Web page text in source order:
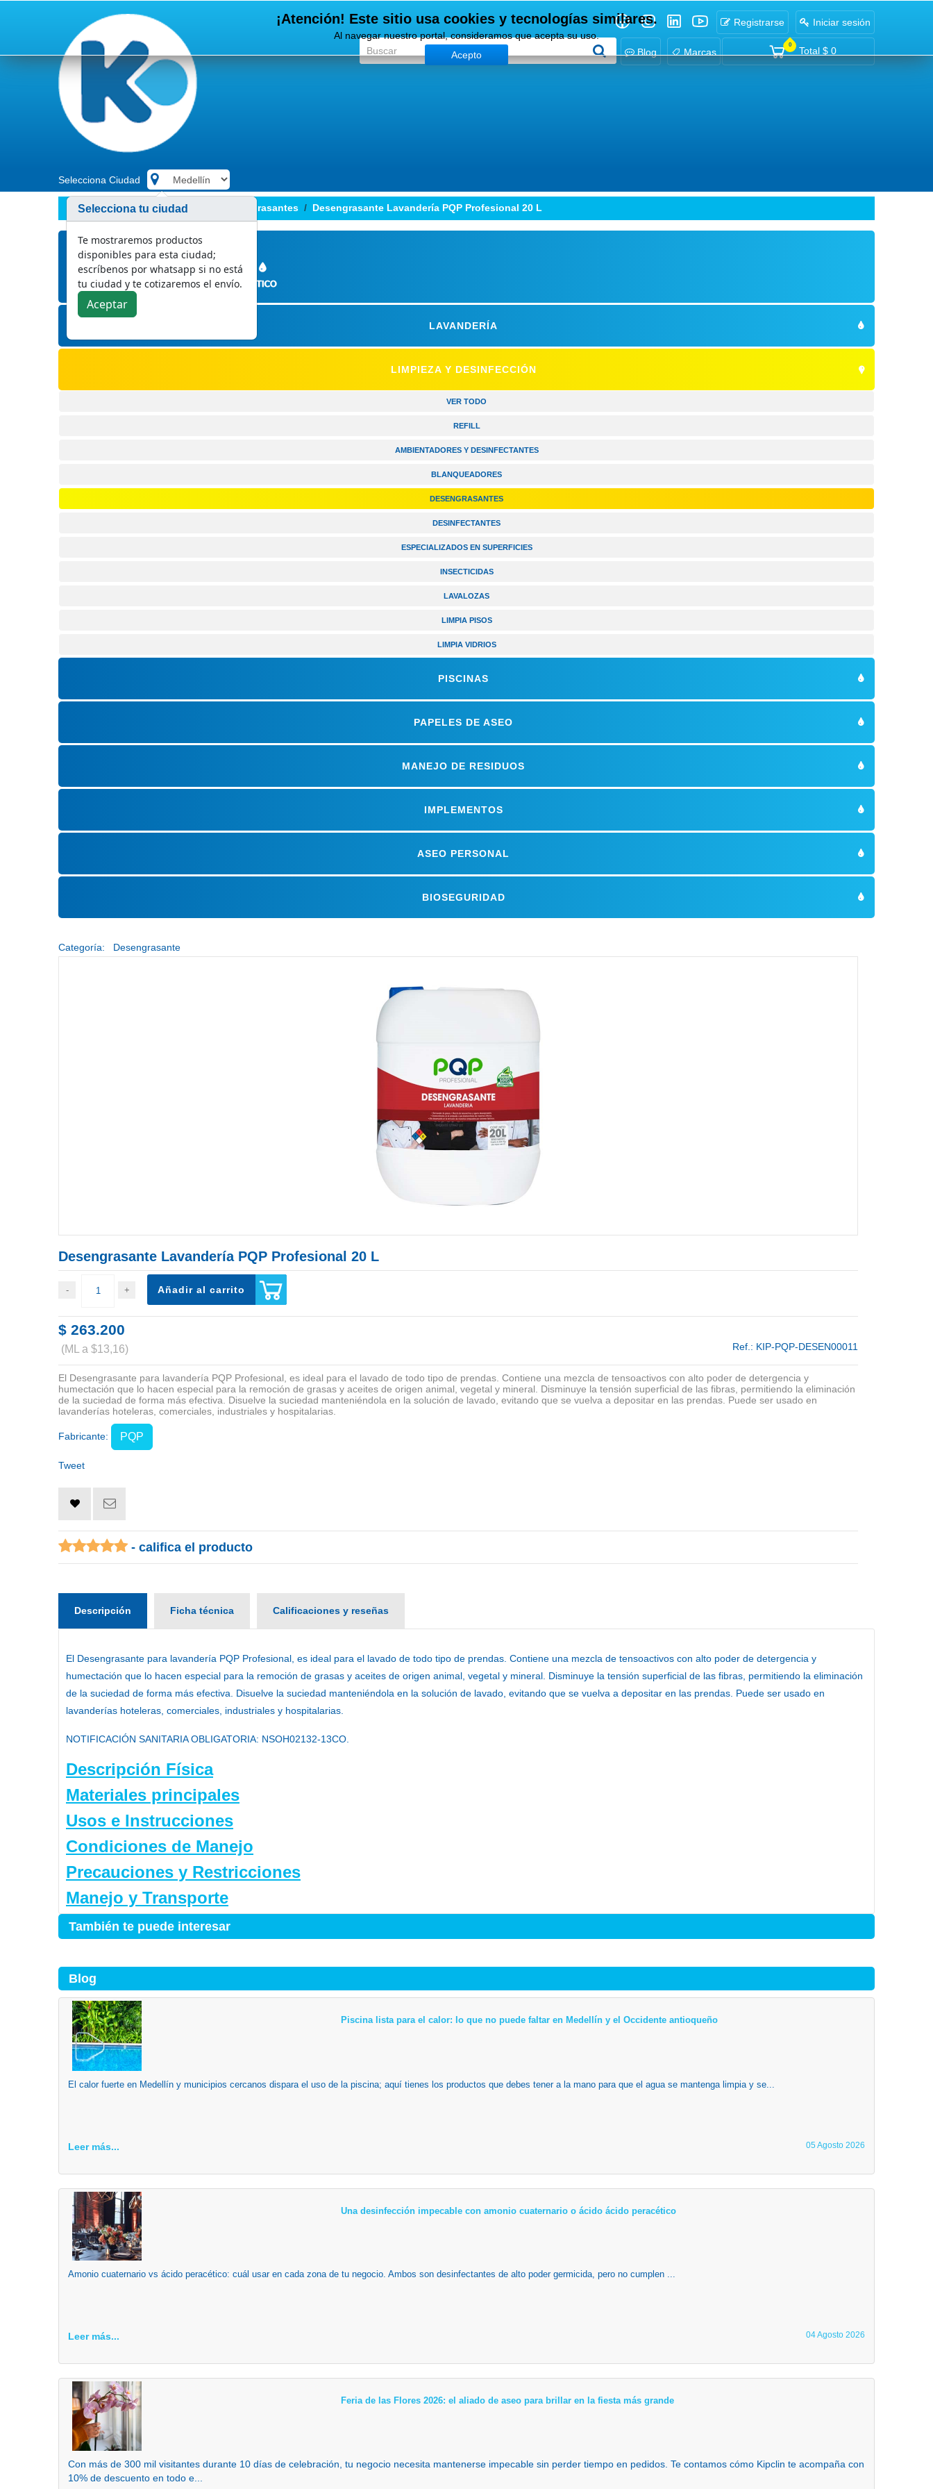
Registrarse Iniciar sesión
0
Total $ 0
Blog Marcas
Selecciona Ciudad
Limpieza y desinfección Desengrasantes Desengrasante Lavandería PQP Profesional 20 L
LAVANDERÍA
LIMPIEZA Y DESINFECCIÓN
VER TODO
REFILL
AMBIENTADORES Y DESINFECTANTES
BLANQUEADORES
DESENGRASANTES
DESINFECTANTES
ESPECIALIZADOS EN SUPERFICIES
INSECTICIDAS
LAVALOZAS
LIMPIA PISOS
LIMPIA VIDRIOS
PISCINAS
PAPELES DE ASEO
MANEJO DE RESIDUOS
IMPLEMENTOS
ASEO PERSONAL
BIOSEGURIDAD
Categoría: Desengrasante
Desengrasante Lavandería PQP Profesional 20 L
Añadir al carrito
$ 263.200
(ML a $13,16) Ref.: KIP-PQP-DESEN00011
El Desengrasante para lavandería PQP Profesional, es ideal para el lavado de todo tipo de prendas. Contiene una mezcla de tensoactivos con alto poder de detergencia y
humectación que lo hacen especial para la remoción de grasas y aceites de origen animal, vegetal y mineral. Disminuye la tensión superficial de las fibras, permitiendo la eliminación
de la suciedad de forma más efectiva. Disuelve la suciedad manteniéndola en la solución de lavado, evitando que se vuelva a depositar en las prendas. Puede ser usado en
lavanderías hoteleras, comerciales, industriales y hospitalarias.
Fabricante: PQP
Tweet
- califica el producto
Descripción Ficha técnica Calificaciones y reseñas
El Desengrasante para lavandería PQP Profesional , es ideal para el lavado de todo tipo de prendas. Contiene una mezcla de tensoactivos con alto poder de detergencia y
humectación que lo hacen especial para la remoción de grasas y aceites de origen animal, vegetal y mineral. Disminuye la tensión superficial de las fibras, permitiendo la eliminación
de la suciedad de forma más efectiva. Disuelve la suciedad manteniéndola en la solución de lavado, evitando que se vuelva a depositar en las prendas. Puede ser usado en
lavanderías hoteleras, comerciales, industriales y hospitalarias.
NOTIFICACIÓN SANITARIA OBLIGATORIA: NSOH02132-13CO.
Descripción Física
Materiales principales
Usos e Instrucciones
Condiciones de Manejo
Precauciones y Restricciones
Manejo y Transporte
También te puede interesar
¡Atención! Este sitio usa cookies y tecnologías similares.
Al navegar nuestro portal, consideramos que acepta su uso.
Acepto
Blog
Piscina lista para el calor: lo que no puede faltar en Medellín y el Occidente antioqueño
El calor fuerte en Medellín y municipios cercanos dispara el uso de la piscina; aquí tienes los productos que debes tener a la mano para que el agua se mantenga limpia y se...
Leer más... 05 Agosto 2026
Una desinfección impecable con amonio cuaternario o ácido ácido peracético
Amonio cuaternario vs ácido peracético: cuál usar en cada zona de tu negocio. Ambos son desinfectantes de alto poder germicida, pero no cumplen ...
Leer más... 04 Agosto 2026
Feria de las Flores 2026: el aliado de aseo para brillar en la fiesta más grande
Con más de 300 mil visitantes durante 10 días de celebración, tu negocio necesita mantenerse impecable sin perder tiempo en pedidos. Te contamos cómo Kipclin te acompaña con
10% de descuento en todo e...
Selecciona tu ciudad
Te mostraremos productos
disponibles para esta ciudad;
escríbenos por whatsapp si no está
tu ciudad y te cotizaremos el envío.
Aceptar